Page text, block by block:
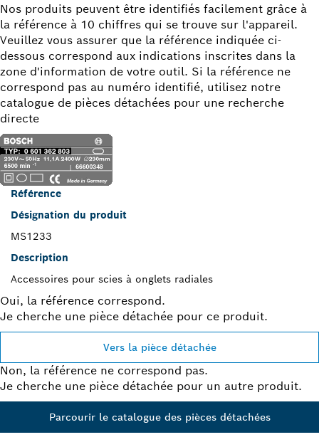
Nos produits peuvent être identifiés facilement grâce à
la référence à 10 chiffres qui se trouve sur l'appareil.
Veuillez vous assurer que la référence indiquée ci-
dessous correspond aux indications inscrites dans la
zone d'information de votre outil. Si la référence ne
correspond pas au numéro identifié, utilisez notre
catalogue de pièces détachées pour une recherche
directe
Référence
Désignation du produit
MS1233
Description
Accessoires pour scies à onglets radiales
Oui, la référence correspond.
Je cherche une pièce détachée pour ce produit.
Vers la pièce détachée
Non, la référence ne correspond pas.
Je cherche une pièce détachée pour un autre produit.
Parcourir le catalogue des pièces détachées